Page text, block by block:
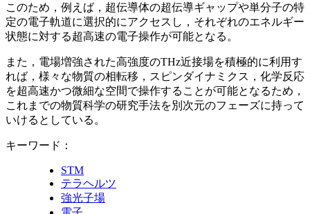
このため，例えば，超伝導体の超伝導ギャップや単分子の特
定の電子軌道に選択的にアクセスし，それぞれのエネルギー
状態に対する超高速の電子操作が可能となる。
また，電場増強された高強度のTHz近接場を積極的に利用す
れば，様々な物質の相転移，スピンダイナミクス，化学反応
を超高速かつ微細な空間で操作することが可能となるため，
これまでの物質科学の研究手法を別次元のフェーズに持って
いけるとしている。
キーワード：
STM
テラヘルツ
強光子場